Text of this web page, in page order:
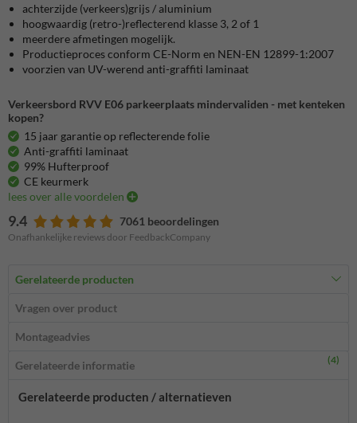
achterzijde (verkeers)grijs / aluminium
hoogwaardig (retro-)reflecterend klasse 3, 2 of 1
meerdere afmetingen mogelijk.
Productieproces conform CE-Norm en NEN-EN 12899-1:2007
voorzien van UV-werend anti-graffiti laminaat
Verkeersbord RVV E06 parkeerplaats mindervaliden - met kenteken
kopen?
15 jaar garantie op reflecterende folie
Anti-graffiti laminaat
99% Hufterproof
CE keurmerk
lees over alle voordelen
9.4 7061 beoordelingen
Onafhankelijke reviews door FeedbackCompany
Gerelateerde producten
Vragen over product
Montageadvies
Gerelateerde informatie (4)
Gerelateerde producten / alternatieven